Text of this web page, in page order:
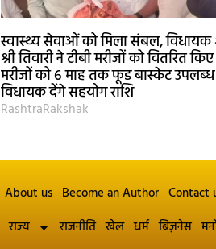
स्वास्थ्य सेवाओं को मिला संबल,
श्री तिवारी ने टीबी मरीजों को वितरित
मरीजों को 6 माह तक फूड बास्केट
विधायक देंगे सहयोग राशि
RashtraRakshak
About us Become an Author Contact
राज्य राजनीति खेल धर्म बिज़नेस